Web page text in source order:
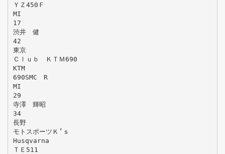
ＹＺ450Ｆ
MI
17
渋井 健
42
東京
Ｃｌｕｂ ＫＴＭ690
KTM
690SMC R
MI
29
寺澤 輝昭
34
長野
モトスポーツＫ’ｓ
Husqvarna
ＴＥ511